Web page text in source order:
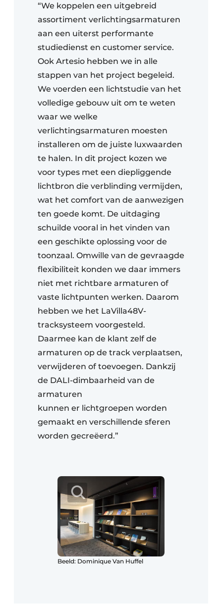
“We koppelen een uitgebreid
assortiment verlichtingsarmaturen
aan een uiterst performante
studiedienst en customer service.
Ook Artesio hebben we in alle
stappen van het project begeleid.
We voerden een lichtstudie van het
volledige gebouw uit om te weten
waar we welke
verlichtingsarmaturen moesten
installeren om de juiste luxwaarden
te halen. In dit project kozen we
voor types met een diepliggende
lichtbron die verblinding vermijden,
wat het comfort van de aanwezigen
ten goede komt. De uitdaging
schuilde vooral in het vinden van
een geschikte oplossing voor de
toonzaal. Omwille van de gevraagde
flexibiliteit konden we daar immers
niet met richtbare armaturen of
vaste lichtpunten werken. Daarom
hebben we het LaVilla48V-
tracksysteem voorgesteld.
Daarmee kan de klant zelf de
armaturen op de track verplaatsen,
verwijderen of toevoegen. Dankzij
de DALI-dimbaarheid van de
armaturen
kunnen er lichtgroepen worden
gemaakt en verschillende sferen
worden gecreëerd.”
Beeld: Dominique Van Huffel